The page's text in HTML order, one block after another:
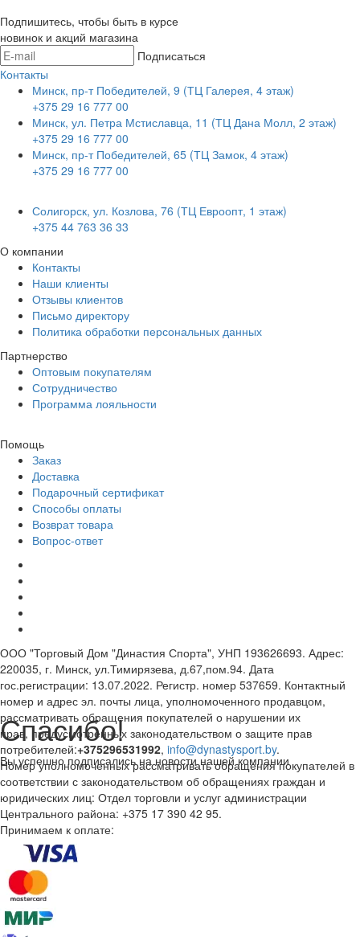
Подпишитесь, чтобы быть в курсе
новинок и акций магазина
Подписаться
Контакты
Минск, пр-т Победителей, 9 (ТЦ Галерея, 4 этаж)
+375 29 16 777 00
Минск, ул. Петра Мстиславца, 11 (ТЦ Дана Молл, 2 этаж)
+375 29 16 777 00
Минск, пр-т Победителей, 65 (ТЦ Замок, 4 этаж)
+375 29 16 777 00
Солигорск, ул. Козлова, 76 (ТЦ Евроопт, 1 этаж)
+375 44 763 36 33
О компании
Контакты
Наши клиенты
Отзывы клиентов
Письмо директору
Политика обработки персональных данных
Партнерство
Оптовым покупателям
Сотрудничество
Программа лояльности
Помощь
Заказ
Доставка
Подарочный сертификат
Способы оплаты
Возврат товара
Вопрос-ответ
ООО "Торговый Дом "Династия Спорта", УНП 193626693. Адрес:
220035, г. Минск, ул.Тимирязева, д.67,пом.94. Дата
гос.регистрации: 13.07.2022. Регистр. номер 537659. Контактный
номер и адрес эл. почты лица, уполномоченного продавцом,
рассматривать обращения покупателей о нарушении их
прав, предусмотренных законодательством о защите прав
потребителей:+375296531992, info@dynastysport.by.
Номер уполномоченных рассматривать обращения покупателей в
соответствии с законодательством об обращениях граждан и
юридических лиц: Отдел торговли и услуг администрации
Центрального района: +375 17 390 42 95.
Принимаем к оплате:
Спасибо!
Вы успешно подписались на новости нашей компании